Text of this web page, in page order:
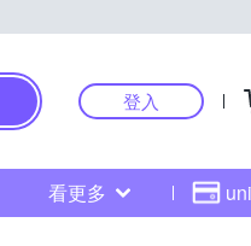
登入
看更多